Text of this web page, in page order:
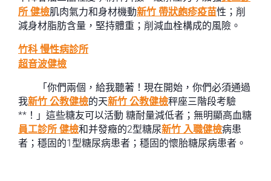
所 健檢肌肉氣力和身材機動新竹 帶狀皰疹疫苗性；削
減身材脂肪含量，堅持體重；削減血栓構成的風險。
竹科 慢性病診所
超音波健檢
「你們兩個，給我聽著！現在開始，你們必須通過
我新竹 公教健檢的天新竹 公教健檢秤座三階段考驗
**！」這些糖友可以活動 糖耐量減低者；無明顯高血糖
員工診所 健檢和并發癥的2型糖尿新竹 入職健檢病患
者；穩固的1型糖尿病患者；穩固的懷胎糖尿病患者。